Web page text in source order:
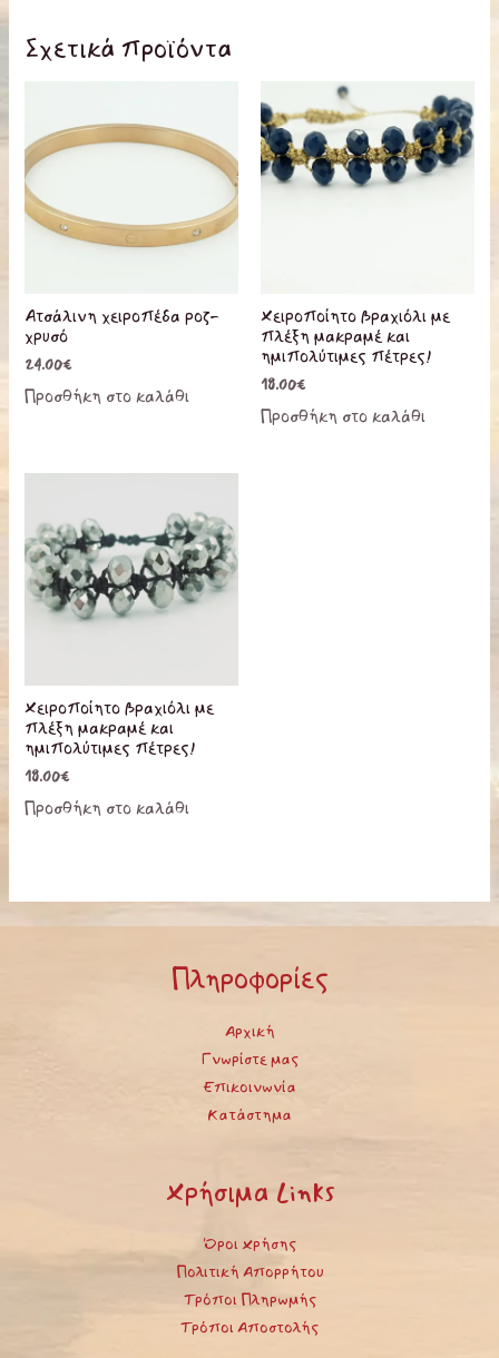
Σχετικά προϊόντα
Ατσάλινη χειροπέδα ροζ-
χρυσό
24.00€
Προσθήκη στο καλάθι
Χειροποίητο βραχιόλι με
πλέξη μακραμέ και
ημιπολύτιμες πέτρες!
18.00€
Προσθήκη στο καλάθι
Χειροποίητο βραχιόλι με
πλέξη μακραμέ και
ημιπολύτιμες πέτρες!
18.00€
Προσθήκη στο καλάθι
Πληροφορίες
Αρχική
Γνωρίστε μας
Επικοινωνία
Κατάστημα
Χρήσιμα Links
Όροι Χρήσης
Πολιτική Απορρήτου
Τρόποι Πληρωμής
Τρόποι Αποστολής